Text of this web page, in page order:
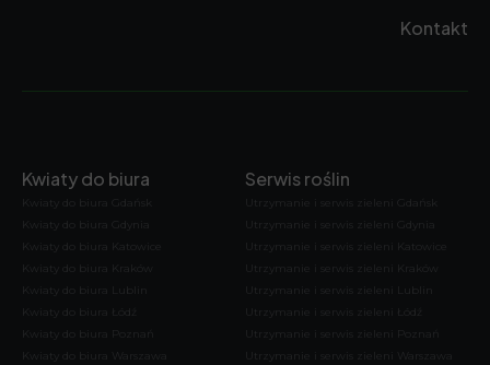
Kontakt
Kwiaty do biura
Kwiaty do biura Gdańsk
Kwiaty do biura Gdynia
Kwiaty do biura Katowice
Kwiaty do biura Kraków
Kwiaty do biura Lublin
Kwiaty do biura Łódź
Kwiaty do biura Poznań
Kwiaty do biura Warszawa
Serwis roślin
Utrzymanie i serwis zieleni Gdańsk
Utrzymanie i serwis zieleni Gdynia
Utrzymanie i serwis zieleni Katowice
Utrzymanie i serwis zieleni Kraków
Utrzymanie i serwis zieleni Lublin
Utrzymanie i serwis zieleni Łódź
Utrzymanie i serwis zieleni Poznań
Utrzymanie i serwis zieleni Warszawa